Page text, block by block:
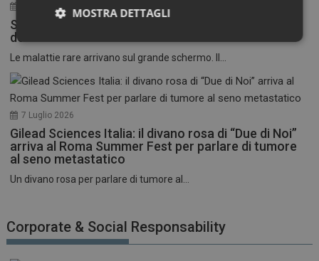
17 Luglio 2026
Stati Uniti: nasce il primo festival del cinema
dedicato alle malattie rare
Le malattie rare arrivano sul grande schermo. Il...
7 Luglio 2026
Gilead Sciences Italia: il divano rosa di “Due di Noi”
arriva al Roma Summer Fest per parlare di tumore
al seno metastatico
Un divano rosa per parlare di tumore al...
Corporate & Social Responsability
MOSTRA DETTAGLI
Necessari Marketing
Necessari Marketing
sito web abilitandone funzionalità di base quali la
NOME
FORNITORE / DOMINIO